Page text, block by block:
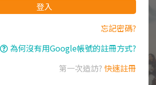
登入
忘記密碼?
為何沒有用Google帳號的註冊方式?
第一次造訪? 快速註冊